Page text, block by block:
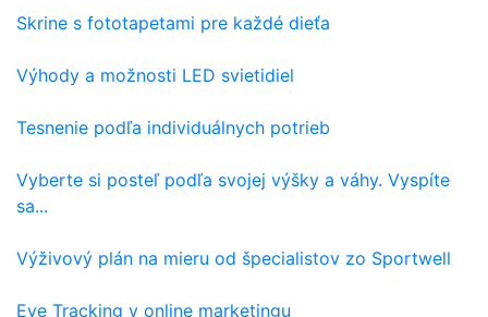
Skrine s fototapetami pre každé dieťa
Výhody a možnosti LED svietidiel
Tesnenie podľa individuálnych potrieb
Vyberte si posteľ podľa svojej výšky a váhy. Vyspíte
sa...
Výživový plán na mieru od špecialistov zo Sportwell
Eye Tracking v online marketingu